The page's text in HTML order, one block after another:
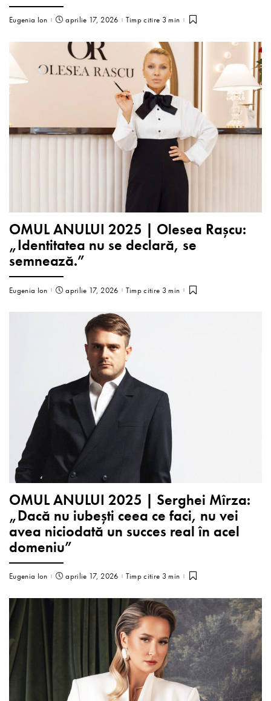
Eugenia Ion aprilie 17, 2026 Timp citire 3 min
OMUL ANULUI 2025 | Olesea Rașcu:
„Identitatea nu se declară, se
semnează.”
Eugenia Ion aprilie 17, 2026 Timp citire 3 min
OMUL ANULUI 2025 | Serghei Mîrza:
„Dacă nu iubești ceea ce faci, nu vei
avea niciodată un succes real în acel
domeniu”
Eugenia Ion aprilie 17, 2026 Timp citire 3 min